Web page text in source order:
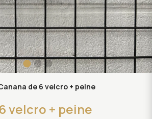
de 6 velcro + peine
velcro + peine